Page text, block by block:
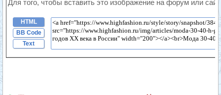
Для того, чтобы вставить это изображение на форум или
HTML
BB Code
Text